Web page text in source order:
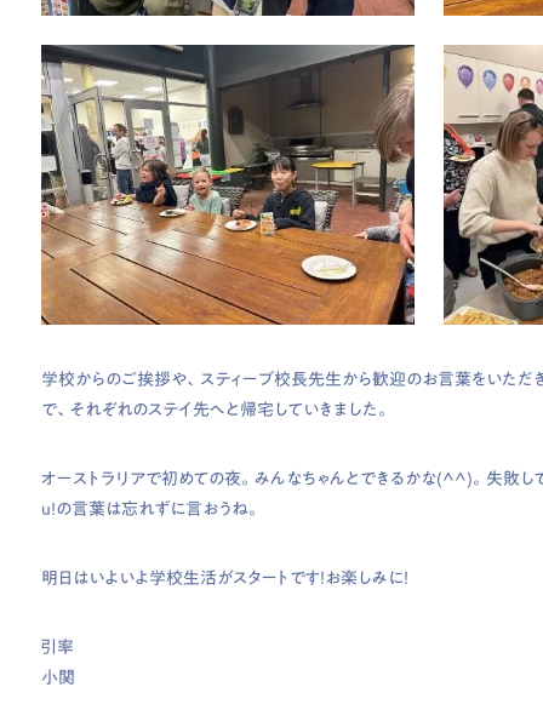
学校からのご挨拶や、スティーブ校長先生から歓迎のお言葉をいただ
で、それぞれのステイ先へと帰宅していきました。
オーストラリアで初めての夜。みんなちゃんとできるかな(^^)。失敗
u!の言葉は忘れずに言おうね。
明日はいよいよ学校生活がスタートです！お楽しみに！
引率
小関